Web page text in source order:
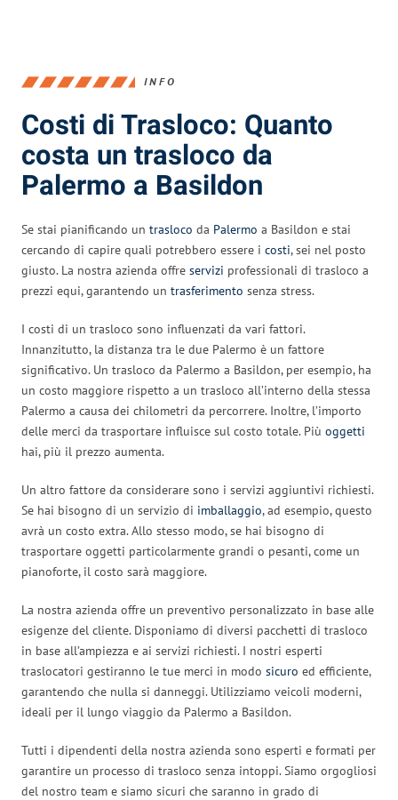
INFO
Costi di Trasloco: Quanto
costa un trasloco da
Palermo a Basildon
Se stai pianificando un trasloco da Palermo a Basildon e stai
cercando di capire quali potrebbero essere i costi, sei nel posto
giusto. La nostra azienda offre servizi professionali di trasloco a
prezzi equi, garantendo un trasferimento senza stress.
I costi di un trasloco sono influenzati da vari fattori.
Innanzitutto, la distanza tra le due Palermo è un fattore
significativo. Un trasloco da Palermo a Basildon, per esempio, ha
un costo maggiore rispetto a un trasloco all’interno della stessa
Palermo a causa dei chilometri da percorrere. Inoltre, l’importo
delle merci da trasportare influisce sul costo totale. Più oggetti
hai, più il prezzo aumenta.
Un altro fattore da considerare sono i servizi aggiuntivi richiesti.
Se hai bisogno di un servizio di imballaggio, ad esempio, questo
avrà un costo extra. Allo stesso modo, se hai bisogno di
trasportare oggetti particolarmente grandi o pesanti, come un
pianoforte, il costo sarà maggiore.
La nostra azienda offre un preventivo personalizzato in base alle
esigenze del cliente. Disponiamo di diversi pacchetti di trasloco
in base all’ampiezza e ai servizi richiesti. I nostri esperti
traslocatori gestiranno le tue merci in modo sicuro ed efficiente,
garantendo che nulla si danneggi. Utilizziamo veicoli moderni,
ideali per il lungo viaggio da Palermo a Basildon.
Tutti i dipendenti della nostra azienda sono esperti e formati per
garantire un processo di trasloco senza intoppi. Siamo orgogliosi
del nostro team e siamo sicuri che saranno in grado di